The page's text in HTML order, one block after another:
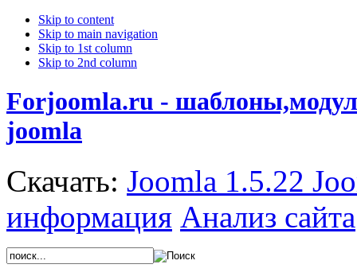
Skip to content
Skip to main navigation
Skip to 1st column
Skip to 2nd column
Forjoomla.ru -
joomla
Скачать: Joomla 1.5.22
информация Анализ сайта